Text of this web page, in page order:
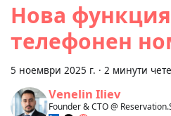
Нова
телефонен
5 ноември 2025 г. · 2 минути
Venelin Iliev
Founder & CTO @